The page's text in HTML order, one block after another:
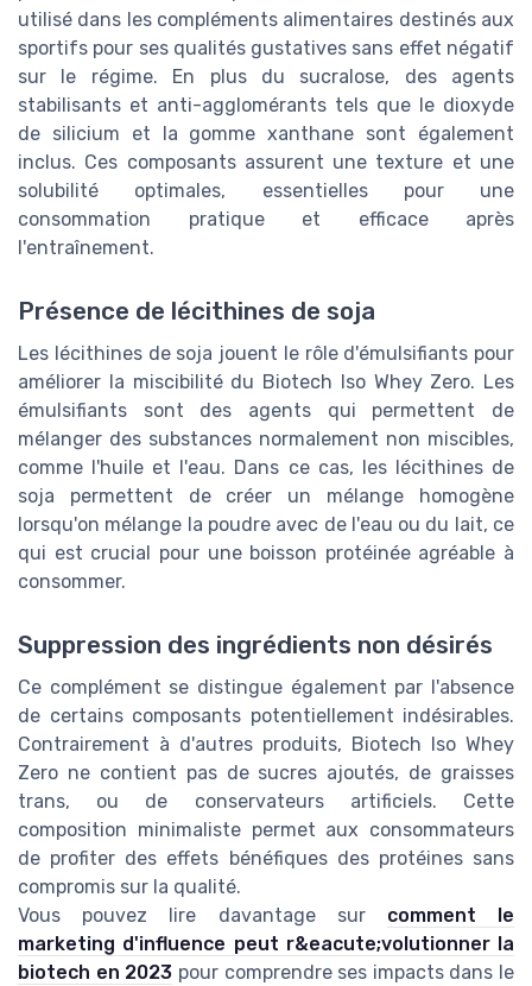
utilisé dans les compléments alimentaires destinés aux
sportifs pour ses qualités gustatives sans effet négatif
sur le régime. En plus du sucralose, des agents
stabilisants et anti-agglomérants tels que le dioxyde
de silicium et la gomme xanthane sont également
inclus. Ces composants assurent une texture et une
solubilité optimales, essentielles pour une
consommation pratique et efficace après
l'entraînement.
Présence de lécithines de soja
Les lécithines de soja jouent le rôle d'émulsifiants pour
améliorer la miscibilité du Biotech Iso Whey Zero. Les
émulsifiants sont des agents qui permettent de
mélanger des substances normalement non miscibles,
comme l'huile et l'eau. Dans ce cas, les lécithines de
soja permettent de créer un mélange homogène
lorsqu'on mélange la poudre avec de l'eau ou du lait, ce
qui est crucial pour une boisson protéinée agréable à
consommer.
Suppression des ingrédients non désirés
Ce complément se distingue également par l'absence
de certains composants potentiellement indésirables.
Contrairement à d'autres produits, Biotech Iso Whey
Zero ne contient pas de sucres ajoutés, de graisses
trans, ou de conservateurs artificiels. Cette
composition minimaliste permet aux consommateurs
de profiter des effets bénéfiques des protéines sans
compromis sur la qualité.
Vous pouvez lire davantage sur comment le
marketing d'influence peut r&eacute;volutionner la
biotech en 2023 pour comprendre ses impacts dans le